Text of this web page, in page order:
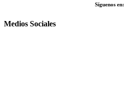
Síguenos en:
Medios Sociales